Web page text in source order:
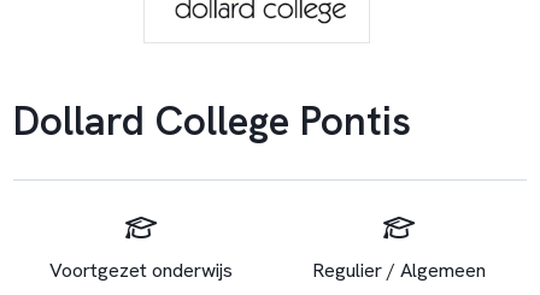
Dollard College Pontis
Voortgezet onderwijs Regulier / Algemeen